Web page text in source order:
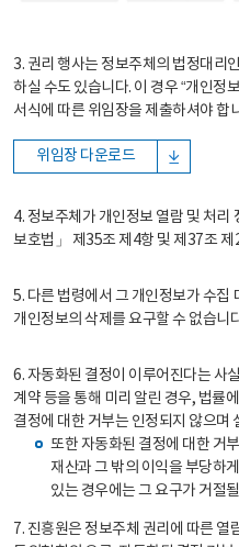
3. 권리 행사는 정보주체의 법정대리
하실 수도 있습니다. 이 경우 “개인정
서식에 따른 위임장을 제출하셔야 합
위임장 다운로드
4. 정보주체가 개인정보 열람 및 처
보호법」 제35조 제4항 및 제37조
5. 다른 법령에서 그 개인정보가 수집
개인정보의 삭제를 요구할 수 없습니
6. 자동화된 결정이 이루어진다는 사
계약 등을 통해 미리 알린 경우, 법률
결정에 대한 거부는 인정되지 않으며
또한 자동화된 결정에 대한 거
재산과 그 밖의 이익을 부당하
있는 경우에는 그 요구가 거절
7. 진흥원은 정보주체 권리에 따른 열